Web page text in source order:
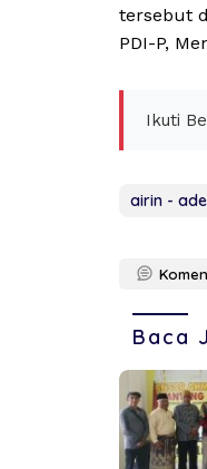
tersebut
PDI-P,
Ikuti
airin - ade
Baca